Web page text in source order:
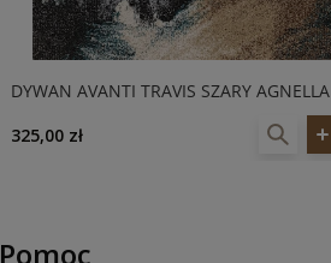
DYWAN AVANTI TRAVIS SZARY AGNELLA
325,00 zł
Pomoc